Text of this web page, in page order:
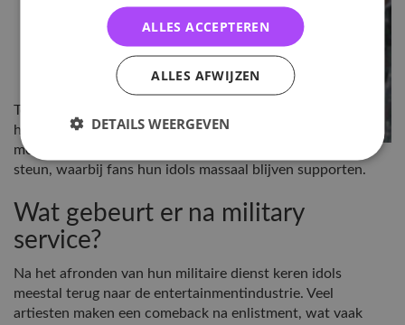
Tegelijkertijd is
het vaak ook een
moment van
steun, waarbij fans hun idols massaal blijven supporten.
Wat gebeurt er na military
service?
Na het afronden van hun militaire dienst keren idols
meestal terug naar de entertainmentindustrie. Veel
artiesten maken een comeback na enlistment, wat vaak
ALLES ACCEPTEREN
ALLES AFWIJZEN
DETAILS WEERGEVEN